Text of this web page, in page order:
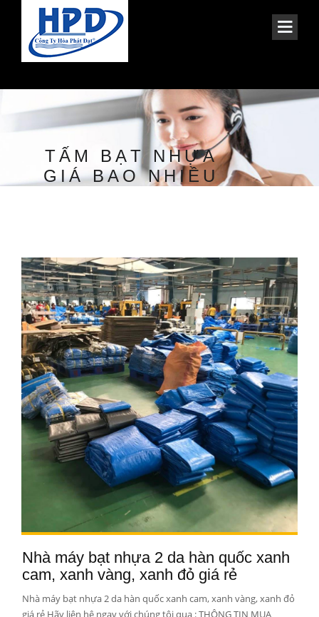
TẤM BẠT NHỰA
GIÁ BAO NHIỀU
Nhà máy bạt nhựa 2 da hàn quốc xanh
cam, xanh vàng, xanh đỏ giá rẻ
Nhà máy bạt nhựa 2 da hàn quốc xanh cam, xanh vàng, xanh đỏ
giá rẻ Hãy liên hệ ngay với chúng tôi qua : THÔNG TIN MUA